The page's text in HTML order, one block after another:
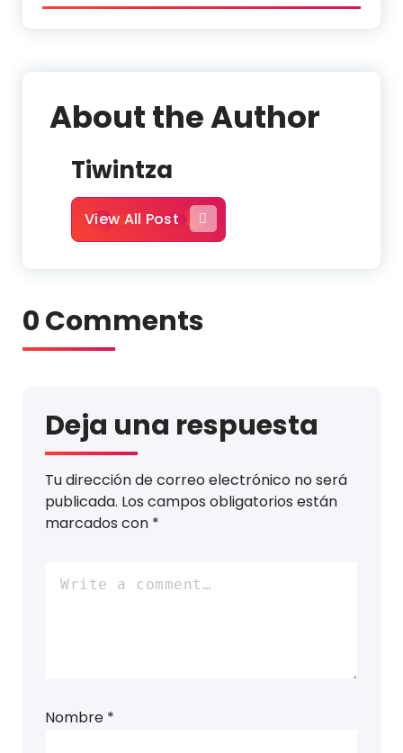
About the Author
Tiwintza
View All Post
0 Comments
Deja una respuesta
Tu dirección de correo electrónico no será
publicada. Los campos obligatorios están
marcados con *
Nombre *